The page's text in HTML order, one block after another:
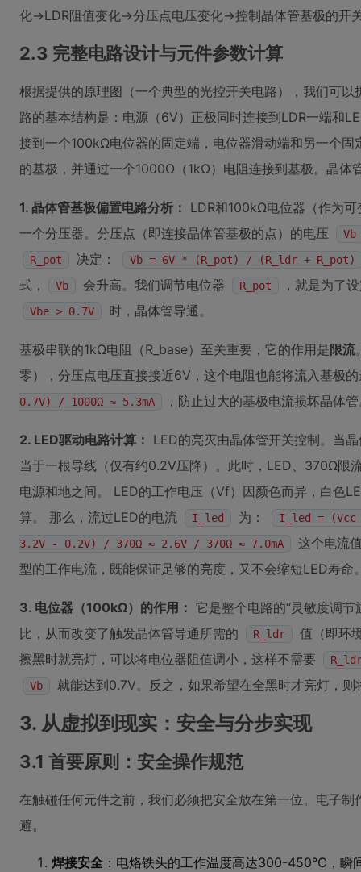
化→LDR阻值变化→分压点电压变化→控制晶体管基极的开
2.3 完整电路设计与元件参数计算
根据提供的原理图（一个典型的光控开关电路），我们可
路的基本结构是：电源（6V）正极同时连接到LDR一端和
接到一个100kΩ电位器的固定端，电位器滑动端和另一个
的基极，并通过一个1000Ω（1kΩ）电阻连接到基极。晶体
1. 晶体管基极偏置电路分析： LDR和100kΩ电位器（作为
一个分压器。分压点（即连接晶体管基极的点）的电压
Vb
R_pot
决定： Vb = 6V * (R_pot) / (R_ldr + R_pot)
式， Vb 会升高。我们调节电位器 R_pot ，就是为了
Vbe > 0.7V 时，晶体管导通。
基极串联的1kΩ电阻（R_base）至关重要，它的作用是 限流
零），分压点电压直接接近6V，这个电阻也能将流入基极
0.7V) / 1000Ω ≈ 5.3mA ，防止过大的基极电流损坏晶体
2. LED驱动电路计算： LED的亮灭由晶体管开关控制。当
当于一根导线（仅有约0.2V压降）。此时，LED、370Ω限
电源和地之间。 LED的工作电压（Vf）因颜色而异，白色
算。 那么，流过LED的电流
I_led 为：
I_led =
3.2V - 0.2V) / 370Ω ≈ 2.6V / 370Ω ≈ 7.0mA
这个电流
型的工作电流，既能保证足够的亮度，又不会缩短LED寿命
3. 电位器（100kΩ）的作用： 它是整个电路的“灵敏度调
比，从而改变了触发晶体管导通所需的
R_ldr
值（即环
擦黑时就亮灯，可以将电位器阻值调小，这样不需要
Vb
就能达到0.7V。反之，如果希望在全黑时才亮灯，则
3. 从虚拟到现实：安全与分步实现
3.1 首要原则：安全操作规范
在触碰任何元件之前，我们必须把安全放在第一位。电子
避。
焊接安全 ：电烙铁头的工作温度高达300-450°C，瞬